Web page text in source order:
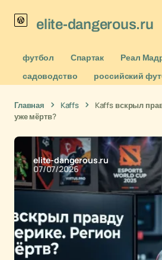
elite-dangerous.ru
футбол Спартак
Реал
садоводство
российский
Главная Kaffs
Kaffs вскрыл
уже мёртв?
elite-dangerous.ru
07/07/2026